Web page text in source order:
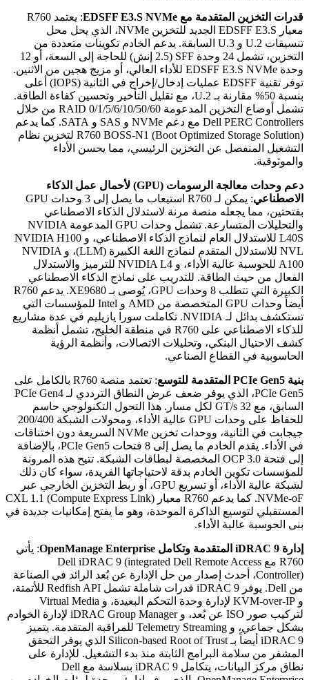
قدرات التخزين المتقدمة مع EDSFF E3.S NVMe
: يعتمد R760
معيار EDSFF E3.S الجديد للتخزين NVMe، الذي يحل محل
تنسيقات U.2 و U.3 السابقة. يدعم الخادم تكوينات متعددة من
التخزين، تشمل 24 وحدة SFF (2.5 إنش) للحاجة إلى السعة، أو 12
وحدة EDSFF E3.S NVMe للأداء العالي، أو مزيج هجين من الاثنين.
توفر تقنية EDSFF عمليات إدخال/إخراج في الثانية (IOPS) أعلى
بنسبة 50% مقارنة بـ U.2، مع تقليل التأخير وتحسين كفاءة الطاقة.
تشمل أوضاع التخزين المدعومة RAID 0/1/5/6/10/50/60 من خلال
Dell PERC Controllers مع دعم NVMe و SAS و SATA. كما يدعم
R760 BOSS-N1 (Boot Optimized Storage Solution) لتخزين نظام
التشغيل المنفصل عن التخزين الرئيسي، مما يحسن الأداء
والموثوقية.
دعم وحدات معالجة الرسومات (GPU) لأحمال عمل الذكاء
الاصطناعي
: يمكن لـ R760 استيعاب ما يصل إلى 3 وحدات GPU
بفتحتين، مما يجعله منصة مرنة لاستدلال الذكاء الاصطناعي
والتحليلات المتسارعة. تشمل وحدات GPU المدعومة NVIDIA
L40S للاستدلال العام لنماذج الذكاء الاصطناعي، و NVIDIA H100
NVL للاستدلال المتقدم لنماذج اللغة الكبيرة (LLM)، و NVIDIA
A100 للحوسبة عالية الأداء، و NVIDIA L4 للترميز والاستدلال
الفعال من حيث الطاقة. للتدريب على نماذج الذكاء الاصطناعي
الكبيرة التي تتطلب 8 وحدات GPU، يُوصى بـ XE9680. يدعم R760
أيضاً وحدات GPU المتخصصة من AMD و Intel للمؤسسات التي
تستكشف بدائل لـ NVIDIA. تكاملت سورا يازيليم في عدة مشاريع
للذكاء الاصطناعي على R760 في منطقة الخليج، تشمل أنظمة
كشف الاحتيال البنكي، وتحليلات الاتصالات، وأنظمة الرؤية
الحاسوبية في القطاع الصناعي.
بنية PCIe Gen5 المتقدمة للتوسع
: تعتمد منصة R760 بالكامل على
PCIe Gen5، الذي يوفر ضعف عرض النطاق الترددي لـ PCIe Gen4
السابق، مع 32 GT/s لكل مسار. هذا التحول التكنولوجي حاسم
للحفاظ على وحدات GPU عالية الأداء، ومحولات الشبكة 200/400
جيجابت في الثانية، ووحدات تخزين NVMe السريعة دون اختناقات
في الأداء. يقدم الخادم ما يصل إلى 8 فتحات PCIe Gen5، بالإضافة
إلى فتحة OCP 3.0 المخصصة لبطاقات الشبكة. تتيح هذه المرونة
للمؤسسات تكوين الخادم بدقة لاحتياجاتها الفريدة، سواء كان ذلك
لشبكة عالية الأداء، أو تسريع GPU، أو ربط التخزين الخارجي عبر
NVMe-oF. كما يدعم R760 معيار CXL 1.1 (Compute Express Link)
المستقبلي لتوسيع الذاكرة الموحدة، وهو ما يفتح إمكانيات جديدة في
بنى الحوسبة عالية الأداء.
إدارة iDRAC 9 المتقدمة وتكامل OpenManage Enterprise
: يأتي
R760 مع Dell iDRAC 9 (integrated Dell Remote Access
Controller)، أحدث إصدار من حل الإدارة عن بُعد الرائد في الصناعة
من Dell. يوفر iDRAC 9 قدرات شاملة تشمل Redfish API للأتمتة،
و KVM-over-IP لإدارة وحدة التحكم البعيدة، و Virtual Media
لتركيب صور ISO عن بُعد، و iDRAC Group Manager لإدارة الخوادم
بشكل جماعي، و Telemetry Streaming للمراقبة المتقدمة. يتميز
iDRAC 9 أيضاً بـ Silicon-based Root of Trust الذي يوفر التحقق
المشفر من سلامة البرامج الثابتة منذ بدء التشغيل. للإدارة على
نطاق مركز البيانات، يتكامل iDRAC 9 بسلاسة مع Dell